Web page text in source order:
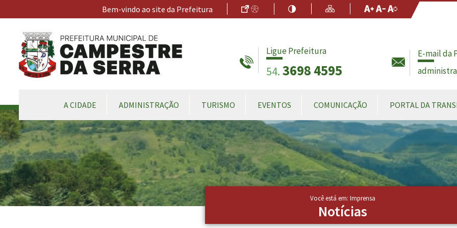
Bem-vindo ao site da Prefeitura Ir para o Conteúdo
AcessibilidadeAlto ContrasteMapa do Site Aumentar
Diminuir
Fonte Original
Ligue Prefeitura
54. 3698 4595
E-mail da
CONTEÚDO DO MENU
A CIDADE ADMINISTRAÇÃO TURISMO EVENTOS COMUNICAÇÃO PORTAL DA
Conteúdo Principal
Você está em: Imprensa
Notícias